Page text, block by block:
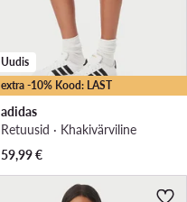
extra -10% Kood: LAST
Uudis
adidas
Retuusid · Khakivärviline
59,99€